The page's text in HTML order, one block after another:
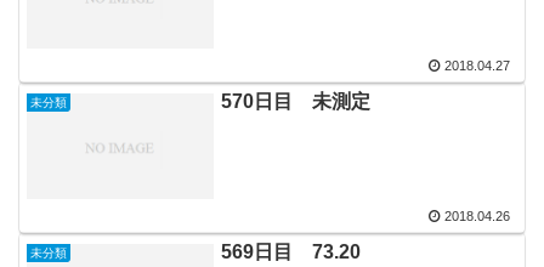
2018.04.27
未分類 570日目 未測定
2018.04.26
未分類 569日目 73.20